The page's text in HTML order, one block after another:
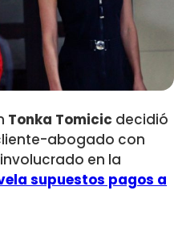
Tonka Tomicic decidió
abogado con
en la
supuestos pagos a